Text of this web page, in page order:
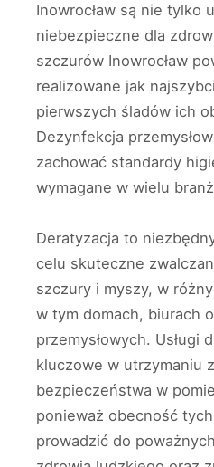
Inowrocław są nie tylko
niebezpieczne dla
szczurów Inowrocław
realizowane jak
pierwszych śladów ich
Dezynfekcja
zachować standardy
wymagane w wielu
Deratyzacja to
celu skuteczne
szczury i myszy, w
w tym domach, biurach
przemysłowych. Usługi
kluczowe w utrzymaniu
bezpieczeństwa w
ponieważ obecność
prowadzić do